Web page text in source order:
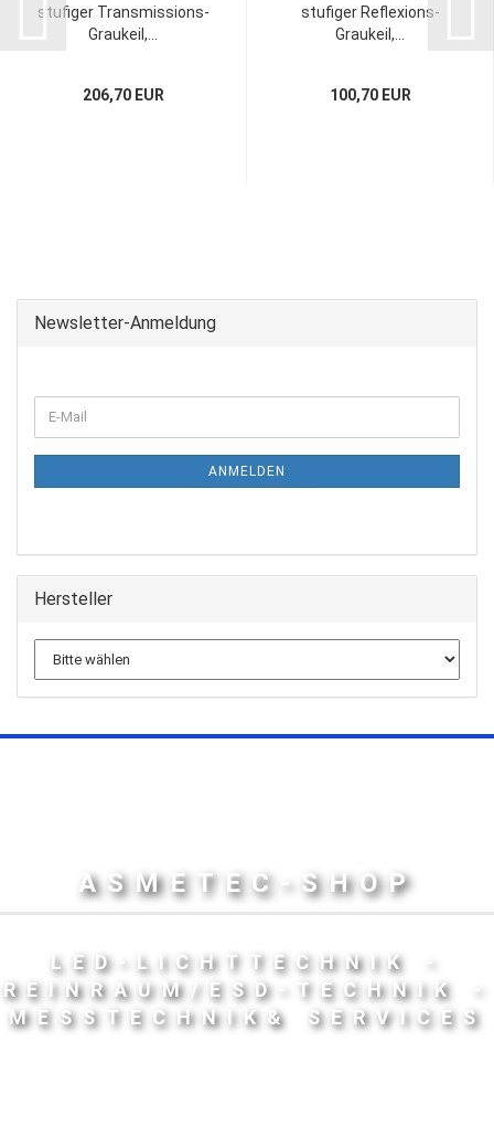
stufiger Transmissions-
Graukeil,...
206,70 EUR
stufiger Reflexions-
Graukeil,...
100,70 EUR
Newsletter-Anmeldung
ANMELDEN
Hersteller
ASMETEC-SHOP
LED-LICHTTECHNIK -
REINRAUM/ESD-TECHNIK -
MESSTECHNIK& SERVICES